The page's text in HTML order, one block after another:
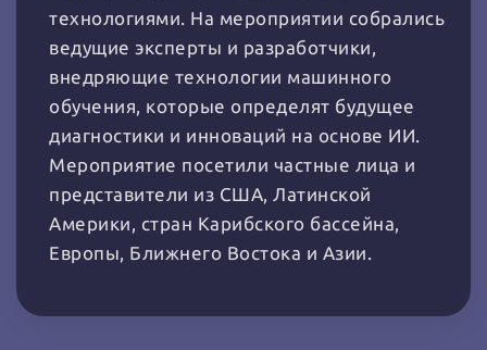
технологиями. На мероприятии собрались
ведущие эксперты и разработчики,
внедряющие технологии машинного
обучения, которые определят будущее
диагностики и инноваций на основе ИИ.
Мероприятие посетили частные лица и
представители из США, Латинской
Америки, стран Карибского бассейна,
Европы, Ближнего Востока и Азии.